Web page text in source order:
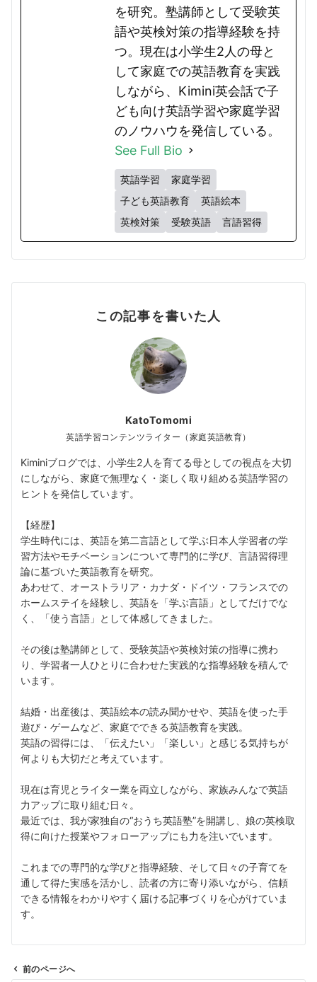
を研究。塾講師として受験英
語や英検対策の指導経験を持
つ。現在は小学生2人の母と
して家庭での英語教育を実践
しながら、Kimini英会話で子
ども向け英語学習や家庭学習
のノウハウを発信している。
See Full Bio
英語学習
家庭学習
子ども英語教育
英語絵本
英検対策
受験英語 言語習得
この記事を書いた人
KatoTomomi
英語学習コンテンツライター（家庭英語教育）
Kiminiブログでは、小学生2人を育てる母としての視点を大切
にしながら、家庭で無理なく・楽しく取り組める英語学習の
ヒントを発信しています。
【経歴】
学生時代には、英語を第二言語として学ぶ日本人学習者の学
習方法やモチベーションについて専門的に学び、言語習得理
論に基づいた英語教育を研究。
あわせて、オーストラリア・カナダ・ドイツ・フランスでの
ホームステイを経験し、英語を「学ぶ言語」としてだけでな
く、「使う言語」として体感してきました。
その後は塾講師として、受験英語や英検対策の指導に携わ
り、学習者一人ひとりに合わせた実践的な指導経験を積んで
います。
結婚・出産後は、英語絵本の読み聞かせや、英語を使った手
遊び・ゲームなど、家庭でできる英語教育を実践。
英語の習得には、「伝えたい」「楽しい」と感じる気持ちが
何よりも大切だと考えています。
現在は育児とライター業を両立しながら、家族みんなで英語
力アップに取り組む日々。
最近では、我が家独自の“おうち英語塾”を開講し、娘の英検取
得に向けた授業やフォローアップにも力を注いでいます。
これまでの専門的な学びと指導経験、そして日々の子育てを
通して得た実感を活かし、読者の方に寄り添いながら、信頼
できる情報をわかりやすく届ける記事づくりを心がけていま
す。
前のページへ